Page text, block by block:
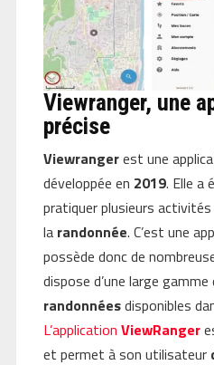
Viewranger, une
précise
Viewrangerest une
développée en 2019. Elle a
pratiquer plusieurs
la randonnée. C’est une
possède donc de
dispose d’une large gamme
randonnéesdisponibles
L’application ViewRanger
et permet à son utilisateur